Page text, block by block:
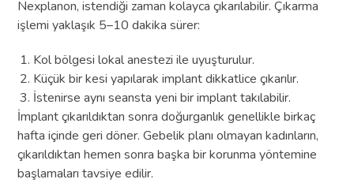
Nexplanon, istendiği zaman kolayca çıkarılabilir. Çıkarma
işlemi yaklaşık 5–10 dakika sürer:
Kol bölgesi lokal anestezi ile uyuşturulur.
Küçük bir kesi yapılarak implant dikkatlice çıkarılır.
İstenirse aynı seansta yeni bir implant takılabilir.
İmplant çıkarıldıktan sonra doğurganlık genellikle birkaç
hafta içinde geri döner. Gebelik planı olmayan kadınların,
çıkarıldıktan hemen sonra başka bir korunma yöntemine
başlamaları tavsiye edilir.